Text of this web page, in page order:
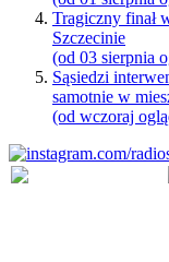
Tragiczny finał
Szczecinie
(od 03 sierpnia
Sąsiedzi
samotnie w
(od wczoraj